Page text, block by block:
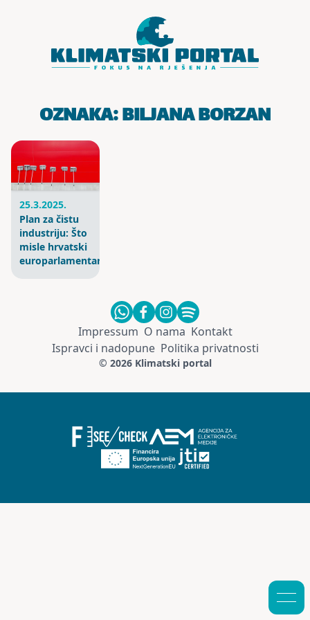
OZNAKA:BILJANA BORZAN
25.3.2025.
Plan za čistu
industriju: Što
misle hrvatski
europarlamentarci?
Impressum O nama Kontakt
Ispravci i nadopune Politika privatnosti
© 2026 Klimatski portal